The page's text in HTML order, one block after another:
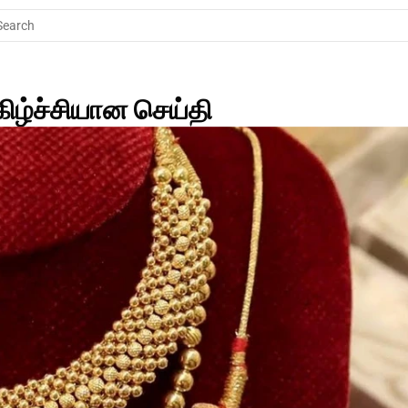
செய்தி